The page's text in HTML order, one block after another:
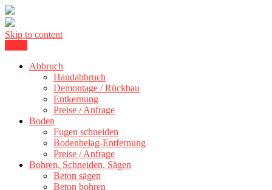
Skip to content
Betonschneiden Stuttgart
+ 300 kmAbbruch
Handabbruch
Demontage / Rückbau
Entkernung
Preise / Anfrage
Boden
Fugen schneiden
Bodenbelag-Entfernung
Preise / Anfrage
Bohren, Schneiden, Sägen
Beton sägen
Beton bohren